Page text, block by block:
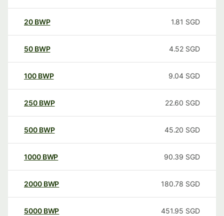
20 BWP 1.81 SGD
50 BWP 4.52 SGD
100 BWP 9.04 SGD
250 BWP 22.60 SGD
500 BWP 45.20 SGD
1000 BWP 90.39 SGD
2000 BWP 180.78 SGD
5000 BWP 451.95 SGD